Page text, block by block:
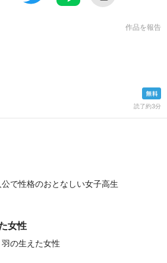
作品を報告
読了約3分
で性格のおとなしい女子高生
女性
の生えた女性